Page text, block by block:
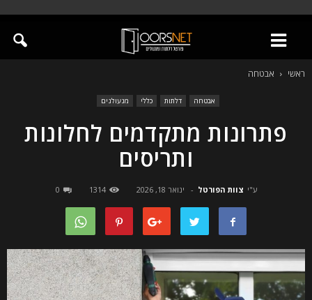
ראשי אבטחה
אבטחה דלתות כללי מנעולנים
פתרונות מתקדמים לחלונות
ותריסים
ע"י צוות הפורטל - ינואר 18, 2026 1314
0